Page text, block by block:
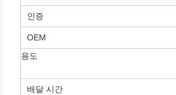
인증
OEM
용도
배달 시간